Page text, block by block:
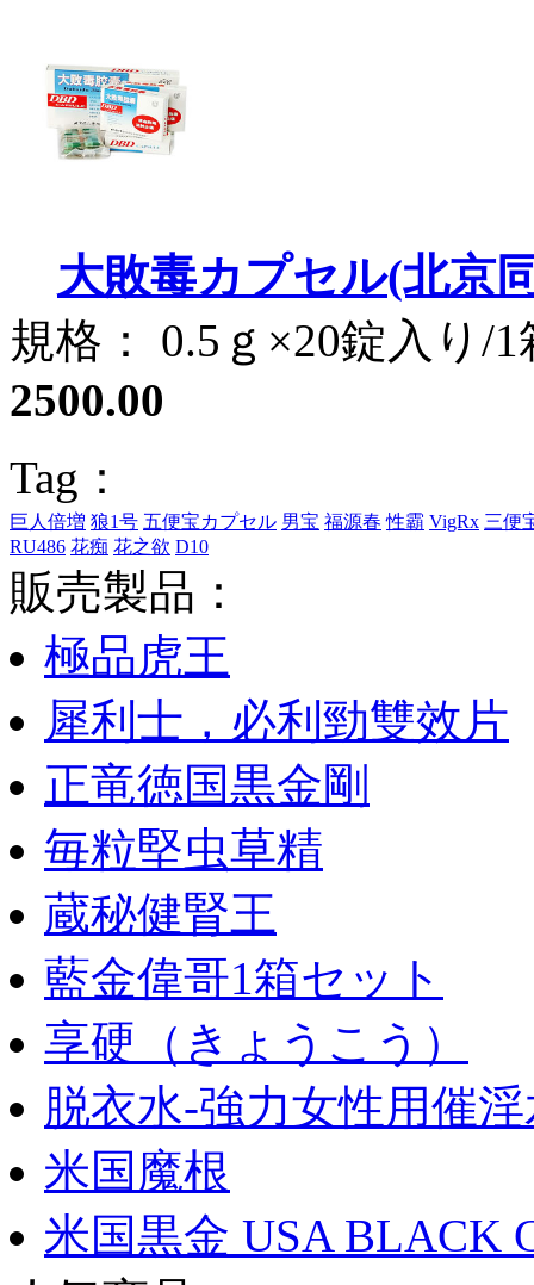
大敗毒カプセル(北京
規格： 0.5ｇ×20錠入り/1
2500.00
Tag：
巨人倍増 狼1号 五便宝カプセル 男宝 福源春 性霸 VigRx 三便
RU486 花痴 花之欲 D10
販売製品：
極品虎王
犀利士，必利勁雙效片
正竜徳国黒金剛
毎粒堅虫草精
蔵秘健腎王
藍金偉哥1箱セット
享硬（きょうこう）
脱衣水-強力女性用催
米国魔根
米国黒金 USA BLACK